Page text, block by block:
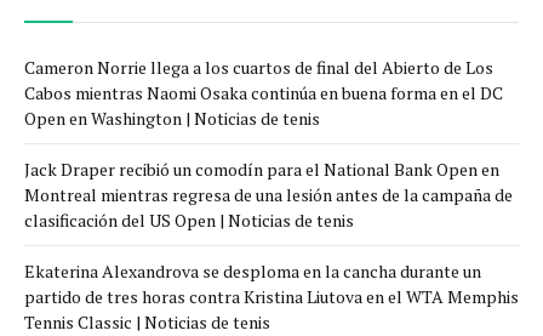
Cameron Norrie llega a los cuartos de final del Abierto de Los
Cabos mientras Naomi Osaka continúa en buena forma en el DC
Open en Washington | Noticias de tenis
Jack Draper recibió un comodín para el National Bank Open en
Montreal mientras regresa de una lesión antes de la campaña de
clasificación del US Open | Noticias de tenis
Ekaterina Alexandrova se desploma en la cancha durante un
partido de tres horas contra Kristina Liutova en el WTA Memphis
Tennis Classic | Noticias de tenis